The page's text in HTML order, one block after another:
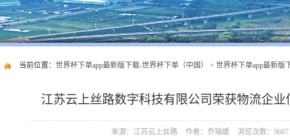
当前位置： 世界杯下单app最新版下载-世界杯下单（中国） > 世界杯下单app最新版
江苏云上丝路数字科技有限公司荣获物流企
来源：江苏云上丝路 作者：乔瑞媛 浏览次数：9687